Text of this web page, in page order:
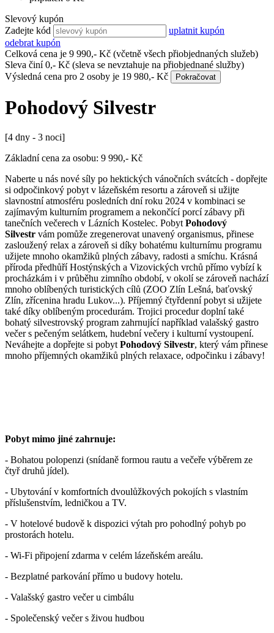
Slevový kupón
Zadejte kód
uplatnit kupón
odebrat kupón
Celková cena je 9 990,- Kč (včetně všech přiobjednaných služeb)
Sleva činí0,- Kč (sleva se nevztahuje na přiobjednané služby)
Výsledná cena pro 2 osoby je 19 980,- Kč Pokračovat
Pohodový Silvestr
[4 dny - 3 noci]
Základní cena za osobu: 9 990,- Kč
Naberte u nás nové síly po hektických vánočních svátcích - dopřejte
si odpočinkový pobyt v lázeňském resortu a zároveň si užijte
slavnostní atmosféru posledních dní roku 2024 v kombinaci se
zajímavým kulturním programem a nekončící porcí zábavy při
tanečních večerech v Lázních Kostelec. PobytPohodový
Silvestr vám pomůže zregenerovat unavený organismus, přinese
zasloužený relax a zároveň si díky bohatému kulturnímu programu
užijete mnoho okamžiků plných zábavy, radosti a smíchu. Krásná
příroda předhůří Hostýnských a Vizovických vrchů přímo vybízí k
procházkám i v průběhu zimního období, v okolí se zároveň nachází
mnoho oblíbených turistických cílů (ZOO Zlín Lešná, baťovský
Zlín, zřícenina hradu Lukov...). Příjemný čtyřdenní pobyt si užijete
také díky oblíbeným procedurám. Trojici procedur doplní také
bohatý silvestrovský program zahrnující například valašský gastro
večer s pečeným selátkem, hudební večery i kulturní vystoupení.
Neváhejte a dopřejte si pobytPohodový Silvestr, který vám přinese
mnoho příjemných okamžiků plných relaxace, odpočinku i zábavy!
Pobyt mimo jiné zahrnuje:
- Bohatou polopenzi (snídaně formou rautu a večeře výběrem ze
čtyř druhů jídel).
- Ubytování v komfortních dvoulůžkových pokojích s vlastním
příslušenstvím, ledničkou a TV.
- V hotelové budově k dispozici výtah pro pohodlný pohyb po
prostorách hotelu.
- Wi-Fi připojení zdarma v celém lázeňském areálu.
- Bezplatné parkování přímo u budovy hotelu.
- Valašský gastro večer u cimbálu
- Společenský večer s živou hudbou